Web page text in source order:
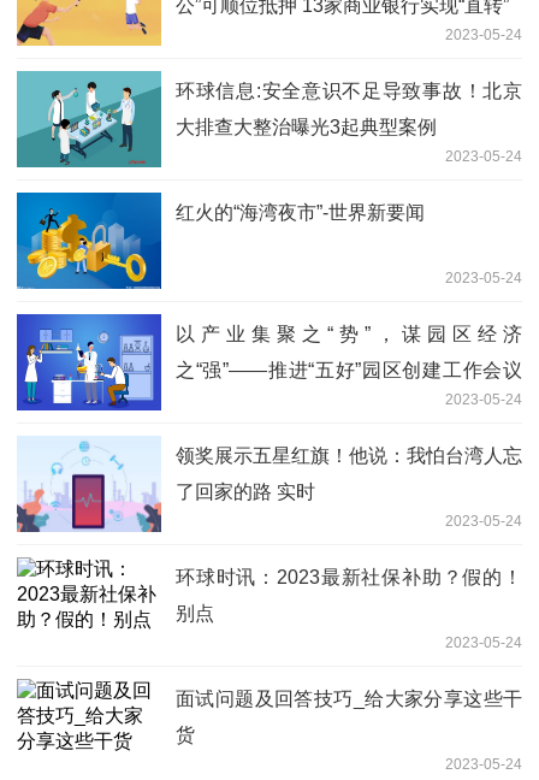
公”可顺位抵押 13家商业银行实现“直转”
2023-05-24
环球信息:安全意识不足导致事故！北京
大排查大整治曝光3起典型案例
2023-05-24
红火的“海湾夜市”-世界新要闻
2023-05-24
以产业集聚之“势”，谋园区经济
之“强”——推进“五好”园区创建工作会议
2023-05-24
领奖展示五星红旗！他说：我怕台湾人忘
了回家的路 实时
2023-05-24
环球时讯：2023最新社保补助？假的！
别点
2023-05-24
面试问题及回答技巧_给大家分享这些干
货
2023-05-24